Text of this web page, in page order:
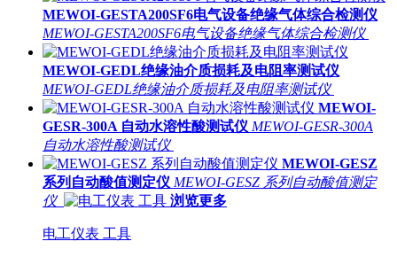
MEWOI-GESTA200SF6电气设备绝缘气体综合检测仪
MEWOI-GESTA200SF6电气设备绝缘气体综合检测仪
MEWOI-GEDL绝缘油介质损耗及电阻率测试仪
MEWOI-GEDL绝缘油介质损耗及电阻率测试仪
MEWOI-
GESR-300A 自动水溶性酸测试仪 MEWOI-GESR-300A
自动水溶性酸测试仪
MEWOI-GESZ
系列自动酸值测定仪 MEWOI-GESZ 系列自动酸值测定
仪
浏览更多
电工仪表 工具